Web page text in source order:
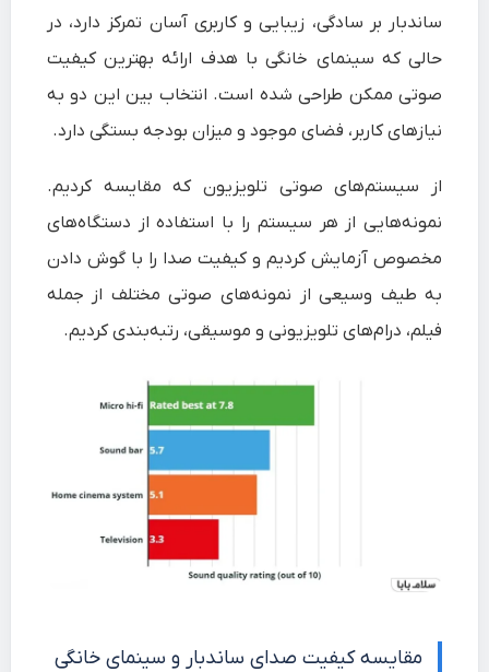
ساندبار بر سادگی، زیبایی و کاربری آسان تمرکز دارد، در
حالی که سینمای خانگی با هدف ارائه بهترین کیفیت
صوتی ممکن طراحی شده است. انتخاب بین این دو به
نیازهای کاربر، فضای موجود و میزان بودجه بستگی دارد.
از سیستم‌های صوتی تلویزیون که مقایسه کردیم.
نمونه‌هایی از هر سیستم را با استفاده از دستگاه‌های
مخصوص آزمایش کردیم و کیفیت صدا را با گوش دادن
به طیف وسیعی از نمونه‌های صوتی مختلف از جمله
فیلم، درام‌های تلویزیونی و موسیقی، رتبه‌بندی کردیم.
مقایسه کیفیت صدای ساندبار و سینمای خانگی